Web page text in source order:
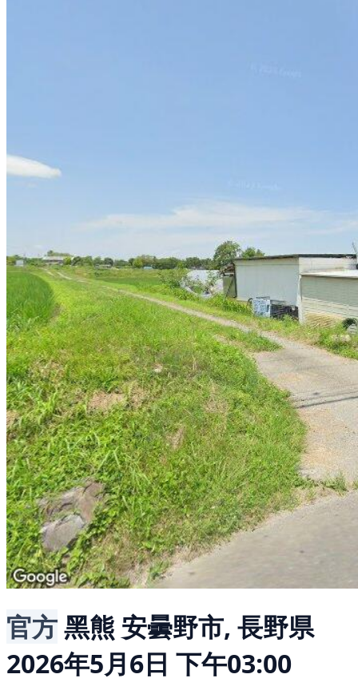
官方黑熊 安曇野市, 長野県
2026年5月6日 下午03:00